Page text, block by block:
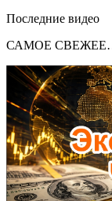
Последние видео
САМОЕ